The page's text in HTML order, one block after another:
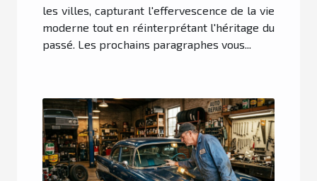
les villes, capturant l'effervescence de la vie
moderne tout en réinterprétant l'héritage du
passé. Les prochains paragraphes vous...